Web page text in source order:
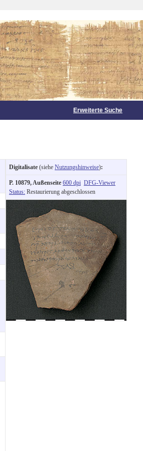
Erweiterte Suche
Digitalisate (siehe Nutzungshinweise):
P. 10879, Außenseite 600 dpi DFG-Viewer
Status: Restaurierung abgeschlossen